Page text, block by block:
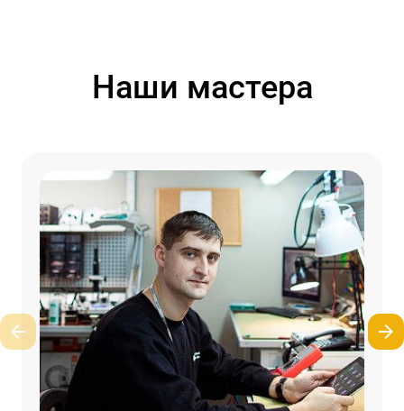
Наши мастера